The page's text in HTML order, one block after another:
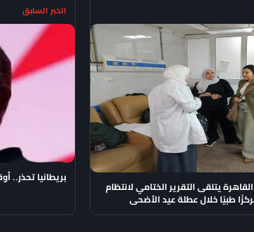
يتلقى التقرير الختامي لانتظام
الخبر السابق
بريطانيا تحذر..